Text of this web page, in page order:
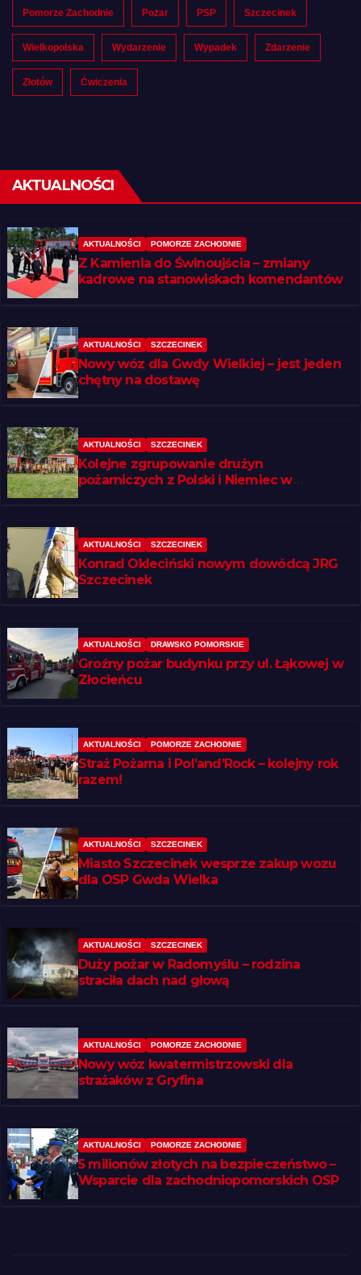
Pomorze Zachodnie Pożar PSP Szczecinek
Wielkopolska Wydarzenie Wypadek Zdarzenie
Złotów Ćwiczenia
AKTUALNOŚCI
AKTUALNOŚCI POMORZE ZACHODNIE
Z Kamienia do Świnoujścia – zmiany
kadrowe na stanowiskach komendantów
AKTUALNOŚCI SZCZECINEK
Nowy wóz dla Gwdy Wielkiej – jest jeden
chętny na dostawę
AKTUALNOŚCI SZCZECINEK
Kolejne zgrupowanie drużyn
pożarniczych z Polski i Niemiec w
AKTUALNOŚCI SZCZECINEK
Konrad Okleciński nowym dowódcą JRG
Szczecinek
AKTUALNOŚCI DRAWSKO POMORSKIE
Groźny pożar budynku przy ul. Łąkowej w
Złocieńcu
AKTUALNOŚCI POMORZE ZACHODNIE
Straż Pożarna i Pol’and’Rock – kolejny rok
razem!
AKTUALNOŚCI SZCZECINEK
Miasto Szczecinek wesprze zakup wozu
dla OSP Gwda Wielka
AKTUALNOŚCI SZCZECINEK
Duży pożar w Radomyślu – rodzina
straciła dach nad głową
AKTUALNOŚCI POMORZE ZACHODNIE
Nowy wóz kwatermistrzowski dla
strażaków z Gryfina
AKTUALNOŚCI POMORZE ZACHODNIE
5 milionów złotych na bezpieczeństwo –
Wsparcie dla zachodniopomorskich OSP